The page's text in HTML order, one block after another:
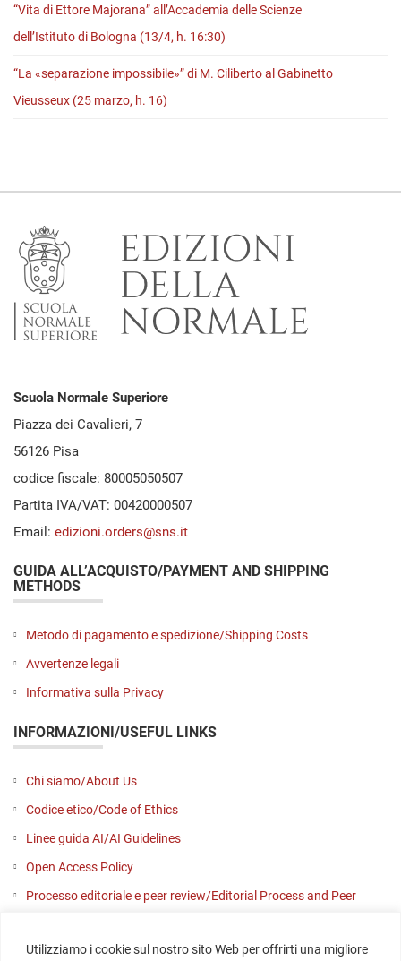
Utilizziamo i cookie sul nostro sito Web per offrirti una migliore
“Vita di Ettore Majorana” all’Accademia delle Scienze
dell’Istituto di Bologna (13/4, h. 16:30)
“La «separazione impossibile»” di M. Ciliberto al Gabinetto
Vieusseux (25 marzo, h. 16)
Scuola Normale Superiore
Piazza dei Cavalieri, 7
56126 Pisa
codice fiscale: 80005050507
Partita IVA/VAT: 00420000507
Email: edizioni.orders@sns.it
GUIDA ALL’ACQUISTO/PAYMENT AND SHIPPING
METHODS
Metodo di pagamento e spedizione/Shipping Costs
Avvertenze legali
Informativa sulla Privacy
INFORMAZIONI/USEFUL LINKS
Chi siamo/About Us
Codice etico/Code of Ethics
Linee guida AI/AI Guidelines
Open Access Policy
Processo editoriale e peer review/Editorial Process and Peer
Contattaci/Contact us